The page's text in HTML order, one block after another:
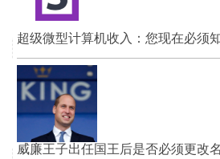
超级微型计算机收入：您现在必须
威廉王子出任国王后是否必须更改